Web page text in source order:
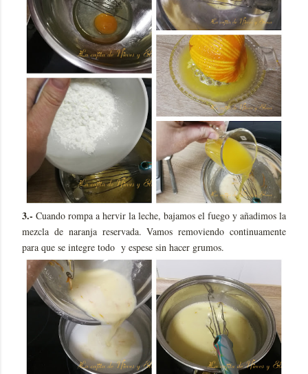
3.- Cuando rompa a hervir la leche, bajamos el fuego y añadimos la
mezcla de naranja reservada. Vamos removiendo continuamente
para que se integre todo y espese sin hacer grumos.